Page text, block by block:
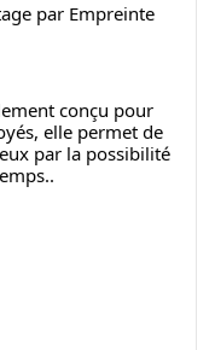
par Empreinte
conçu pour
elle permet de
par la possibilité